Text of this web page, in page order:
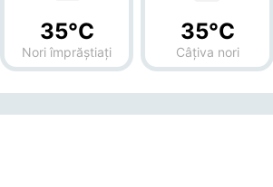
35°C
Nori împrăștiați
35°C
Câțiva nori